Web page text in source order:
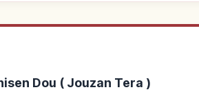
Dou ( Jouzan Tera )